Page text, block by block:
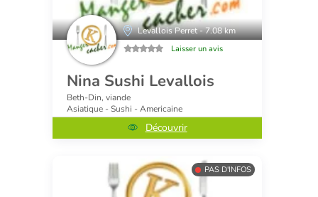
Levallois Perret - 7.08 km
Laisser un avis
Nina Sushi Levallois
Beth-Din, viande
Asiatique - Sushi - Americaine
Découvrir
PAS D'INFOS